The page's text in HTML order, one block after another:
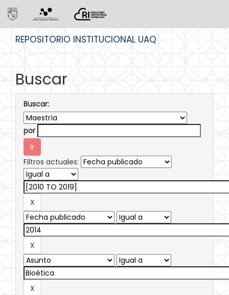
REPOSITORIO INSTITUCIONAL UAQ
Buscar
Buscar:
por
Filtros actuales: